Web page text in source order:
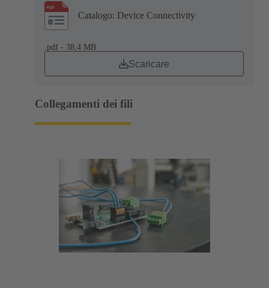
Catalogo: Device Connectivity
.pdf - 38,4 MB
Scaricare
Collegamenti dei fili